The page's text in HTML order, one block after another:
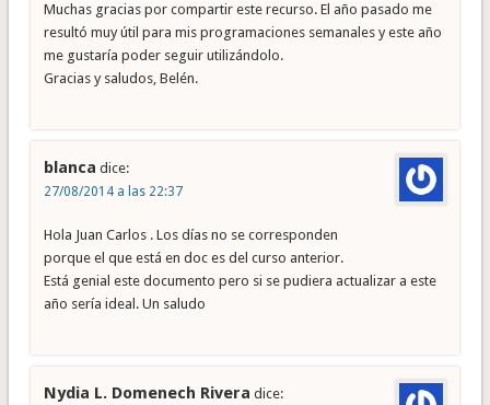
Muchas gracias por compartir este recurso. El año pasado me
resultó muy útil para mis programaciones semanales y este año
me gustaría poder seguir utilizándolo.
Gracias y saludos, Belén.
blanca dice:
27/08/2014 a las 22:37
Hola Juan Carlos . Los días no se corresponden
porque el que está en doc es del curso anterior.
Está genial este documento pero si se pudiera actualizar a este
año sería ideal. Un saludo
Nydia L. Domenech Rivera dice: